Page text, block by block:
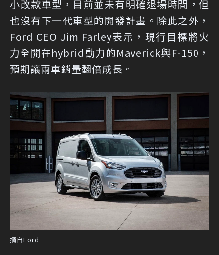
小改款車型，目前並未有明確退場時間，但
也沒有下一代車型的開發計畫。除此之外，
Ford CEO Jim Farley表示，現行目標將火
力全開在hybrid動力的Maverick與F-150，
預期讓兩車銷量翻倍成長。
摘自Ford